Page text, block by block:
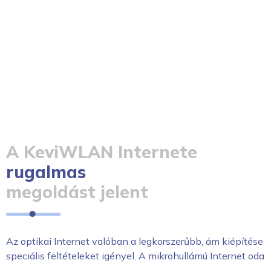
A KeviWLAN Internete
rugalmas
megoldást jelent
Az optikai Internet valóban a legkorszerűbb, ám kiépítése
speciális feltételeket igényel. A mikrohullámú Internet oda